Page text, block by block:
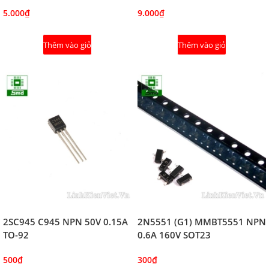
5.000₫
Thêm vào giỏ
9.000₫
Thêm vào giỏ
2SC945 C945 NPN 50V 0.15A
TO-92
500₫
2N5551 (G1) MMBT5551 NPN
0.6A 160V SOT23
300₫